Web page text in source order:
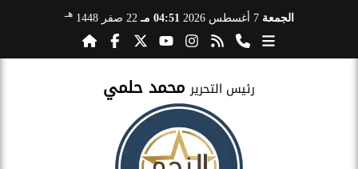
الجمعة 7 أغسطس 2026 04:51 مـ 22 صفر 1448 هـ
رئيس التحرير محمد حلمي